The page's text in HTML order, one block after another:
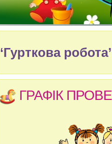
‘Гурткова робота’
ГРАФІК